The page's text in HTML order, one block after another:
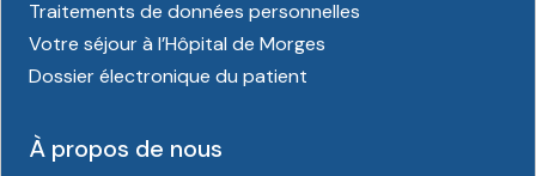
Traitements de données personnelles
Votre séjour à l’Hôpital de Morges
Dossier électronique du patient
À propos de nous